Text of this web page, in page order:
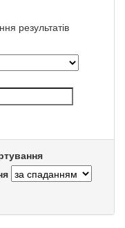
результатів